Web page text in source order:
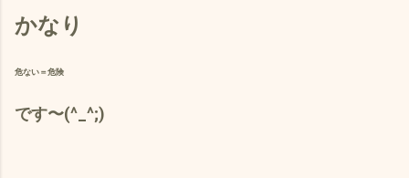
かなり
危ない＝危険
です〜(^_^;)